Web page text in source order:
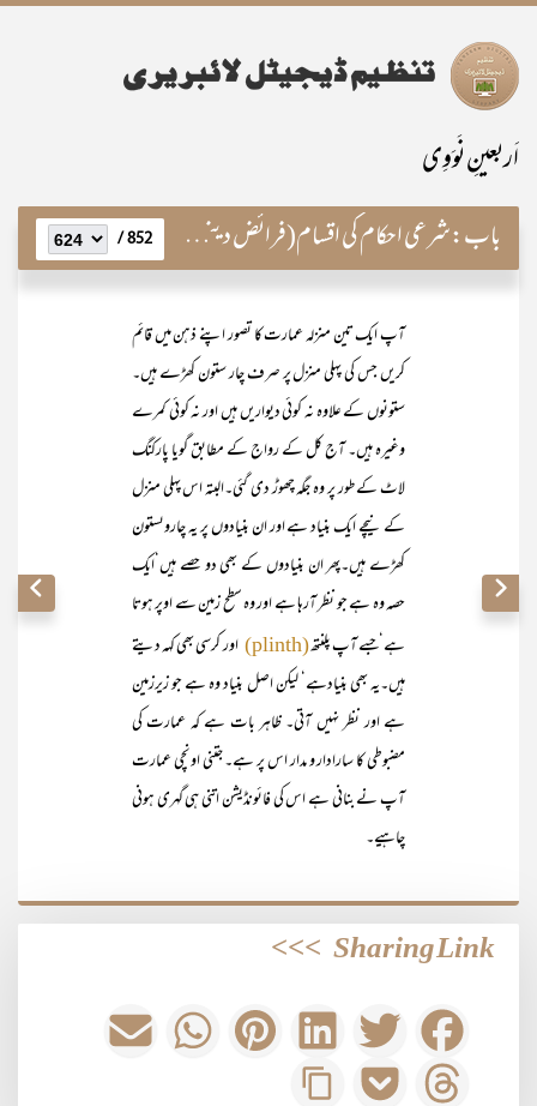
اَربعینِ نَوَوِی
باب:شرعی احکام کی اقسام(فرائض دینی کا جامع تصور) 852 /
آپ ایک تین منزلہ عمارت کا تصور اپنے ذہن میں قائم
کریں جس کی پہلی منزل پر صرف چار ستون کھڑے ہیں۔
ستونوں کے علاوہ نہ کوئی دیواریں ہیں اور نہ کوئی کمرے
وغیرہ ہیں۔ آج کل کے رواج کے مطابق گویا پارکنگ
لاٹ کے طور پر وہ جگہ چھوڑ دی گئی۔البتہ اس پہلی منزل
کے نیچے ایک بنیاد ہے اور ان بنیادوں پر یہ چاروںستون
کھڑے ہیں۔پھر ان بنیادوں کے بھی دو حصے ہیں‘ایک
حصہ وہ ہے جو نظر آرہا ہے اور وہ سطح زمین سے اوپر ہوتا
ہے‘جسے آپ پلنتھ(plinth)
اور کرسی بھی کہہ دیتے
ہیں۔یہ بھی بنیادہے‘ لیکن اصل بنیاد وہ ہے جو زیرزمین
ہے اور نظر نہیں آتی۔ ظاہر بات ہے کہ عمارت کی
مضبوطی کا سارادار و مدار اس پر ہے۔ جتنی اونچی عمارت
آپ نے بنانی ہے اس کی فائونڈیشن اتنی ہی گہری ہونی
چاہیے۔
Sharing Link
>>>